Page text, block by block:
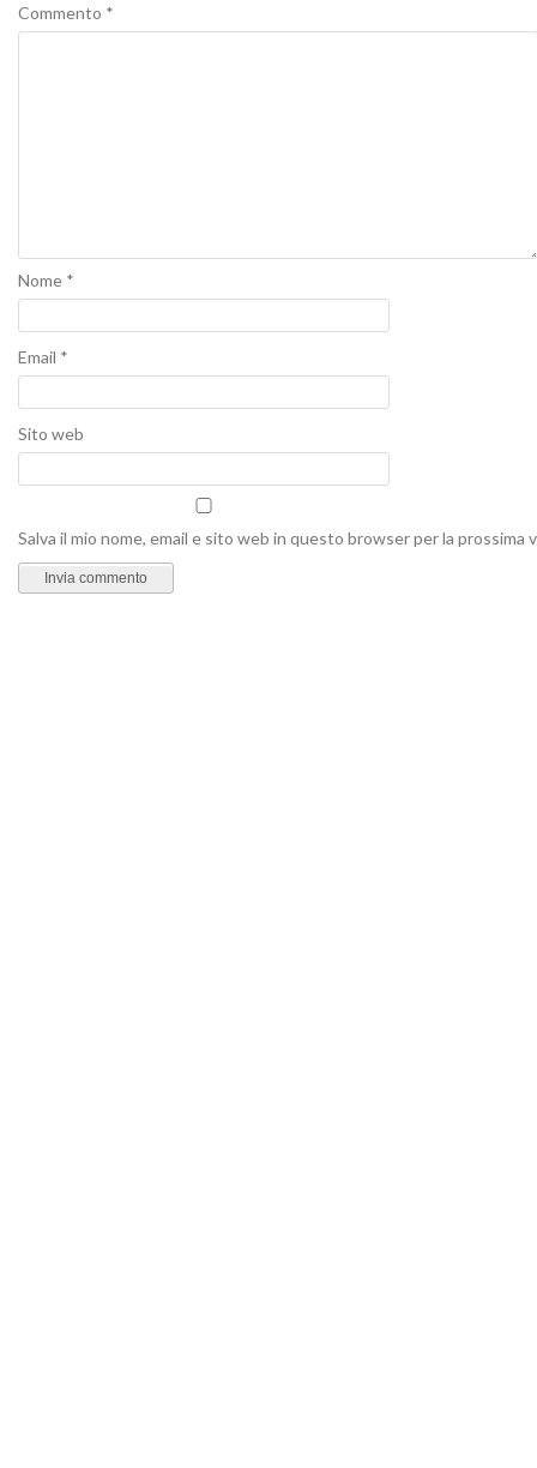
Commento *
Nome *
Email *
Sito web
Salva il mio nome, email e sito web in questo browser per la prossima